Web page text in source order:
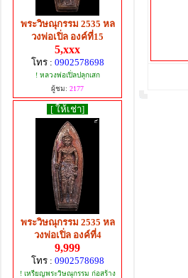
พระวิษณุกรรม 2535 หล
วงพ่อเปิ่ล องค์ที่15
5,xxx
โทร : 0902578698
! หลวงพ่อเปิ่ลปลุกเสก
ผู้ชม: 2177
[ ให้เช่า]
พระวิษณุกรรม 2535 หล
วงพ่อเปิ่ล องค์ที่4
9,999
โทร : 0902578698
! เหรียญพระวิษณุกรรม ก่อสร้าง